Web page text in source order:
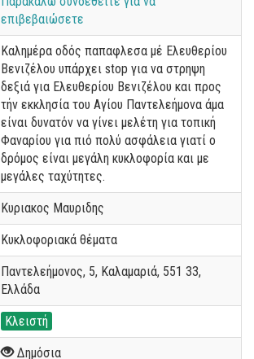
επιβεβαιώσετε
Καλημέρα οδός παπαφλεσα μέ Ελευθερίου
Βενιζέλου υπάρχει stop για να στρηψη
δεξιά για Ελευθερίου Βενιζέλου και προς
τήν εκκλησία του Αγίου Παντελεήμονα άμα
είναι δυνατόν να γίνει μελέτη για τοπική
Φαναρίου για πιό πολύ ασφάλεια γιατί ο
δρόμος είναι μεγάλη κυκλοφορία και με
μεγάλες ταχύτητες.
Κυριακος Μαυριδης
Κυκλοφοριακά θέματα
Παντελεήμονος, 5, Καλαμαριά, 551 33,
Ελλάδα
Κλειστή
Δημόσια